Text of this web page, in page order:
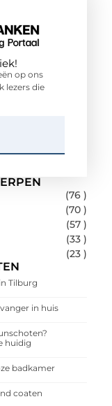
(76 )
(70 )
(57 )
(33 )
(23 )
Tilburg
in huis
huidig
badkamer
coaten
op ons
lezers die